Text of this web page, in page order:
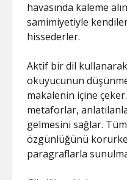
havasında kaleme
samimiyetiyle
hissederler.
Aktif bir dil
okuyucunun
makalenin içine
metaforlar,
gelmesini sağlar.
özgünlüğünü
paragraflarla